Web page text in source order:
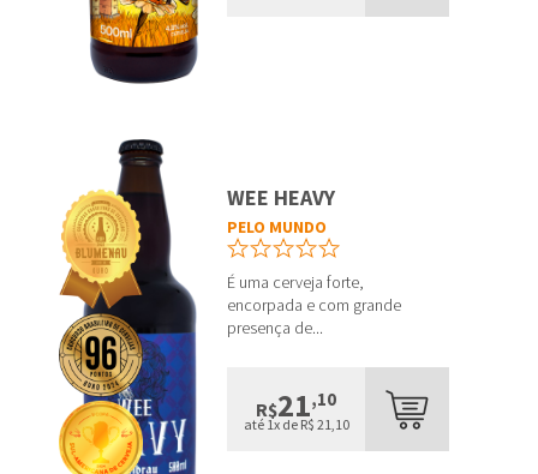
WEE HEAVY
PELO MUNDO
É uma cerveja forte,
encorpada e com grande
presença de...
R$21,10
até 1x de R$ 21,10